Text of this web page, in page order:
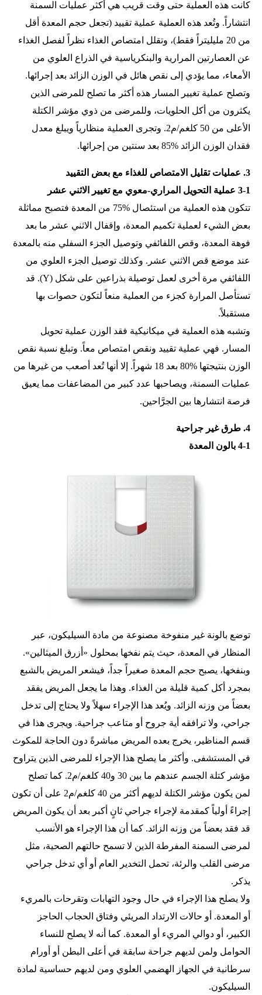
كانت هذه العملية حتى وقت قريب هي أكثر عمليات السمنة
انتشاراً. وتُعد هذه العملية عملية تقييد (تجعل حجم المعدة أقل
من 20 مليليتراً فقط)، وتقلل امتصاص الغذاء نظراً لفصل الغذاء
عن العصارتين المرارية والبنكرياسية في الذراع العلوي من
الأمعاء، مما يؤدي إلى نقص هائل في الوزن الزائد بعد إجرائها.
وتصلح عملية تغيير المسار هذه أكثر ما تصلح للمرضى الذين
يكثرون من أكل الحلويات، وللمرضى من ذوي مؤشر الكتلة
الأعلى من 50 كلغم/م2. وتجرى العملية منظارياً ويبلغ معدل
فقدان الوزن الزائد %85 بعد سنتين من إجرائها.
3. عمليات تقليل الامتصاص للغذاء مع بعض التقييد
3-1 عملية التحويل المراري-معوي مع تغيير الاثني عشر
تتكون هذه العملية من استئصال %75 من المعدة فتصبح مماثلة
بعض الشيء لعملية تكميم المعدة، وإقفال الاثني عشر ما بعد
فوهة المعدة، وقص اللفائفي وتوصيل الجزء السفلي منه بالمعدة
عند موضع قص الاثني عشر. وكذلك توصيل الجزء العلوي من
اللفائفي مرة أخرى لعمل توصيلة بذراعين على شكل (Y). قد
تستأصل المرارة كجزء من العملية منعاً لتكون حصوات بها
مستقبلاً.
وتشبه هذه العملية في ميكانيكية فقد الوزن عملية تحويل
المسار. فهي عملية تقييد ونقص امتصاص معاً. وتبلغ نسبة نقص
الوزن بنتيجتها %80 بعد 18 شهراً. إلا أنها تُعد أصعب من غيرها من
عمليات السمنة، ويصاحبها عدد كبير من المضاعفات مما يعيق
فرصة انتشارها بين الجرَّاحين.
4. طرق غير جراحية
4-1 بالون المعدة
توضع بالونة غير منفوخة مصنوعة من مادة السيليكون، عبر
المنظار في المعدة، حيث يتم نفخها بمحلول «أزرق الميثالين».
وبنفخها، يصبح حجم المعدة صغيراً جداً، فيشعر المريض بالشبع
بمجرد أكل كمية قليلة من الغذاء. وهذا ما يجعل المريض يفقد
بعضاً من وزنه الزائد. ويُعد هذا الإجراء سهلاً ولا يحتاج إلى تدخل
جراحي، ولا ترافقه أية جروح أو متاعب جراحية. ويجرى هذا في
قسم المناظير، يخرج بعده المريض مباشرةً دون الحاجة للمكوث
في المستشفى. وأكثر ما يصلح هذا الإجراء للمرضى الذين يتراوح
مؤشر كتلة الجسم عندهم ما بين 30 و40 كلغم/م2. كما تصلح
لمن يكون مؤشر الكتلة لديهم أكثر من 40 كلغم/م2 على أن تكون
إجراءً أولياً كمقدمة لإجراء جراحي ثانٍ أكبر بعد أن يكون المريض
قد فقد بعضاً من وزنه الزائد. كما أن هذا الإجراء هو الأنسب
لمرضى السمنة المفرطة الذين لا تسمح حالتهم الصحية، مثل
مرضى القلب والرئة، تحمل التخدير العام أو أي تدخل جراحي
يذكر.
ولا يصلح هذا الإجراء في حال وجود التهابات وتقرحات بالمريء
أو المعدة. أو حالات الارتداد المريئي وفتاق الحجاب الحاجز
الكبير، أو دوالي المريء أو المعدة. كما أنه لا يصلح للنساء
الحوامل ولمن لديهم جراحة سابقة في أعلى البطن أو أورام
سرطانية في الجهاز الهضمي العلوي ومن لديهم حساسية لمادة
السيليكون.